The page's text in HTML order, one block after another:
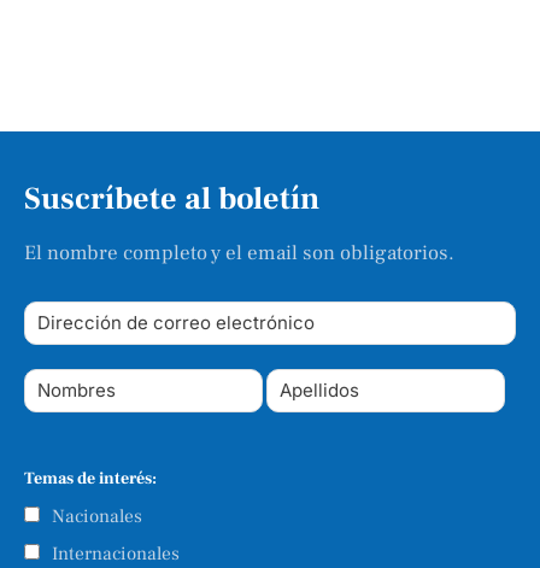
Suscríbete al boletín
El nombre completo y el email son obligatorios.
Temas de interés:
Nacionales
Internacionales